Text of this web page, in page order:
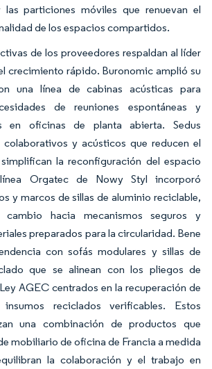
particiones móviles que renuevan el
de los espacios compartidos.
de los proveedores respaldan al líder
crecimiento rápido. Buronomic amplió su
una línea de cabinas acústicas para
de reuniones espontáneas y
en oficinas de planta abierta. Sedus
y acústicos que reducen el
la reconfiguración del espacio
Orgatec de Nowy Styl incorporó
y marcos de sillas de aluminio reciclable,
hacia mecanismos seguros y
preparados para la circularidad. Bene
con sofás modulares y sillas de
que se alinean con los pliegos de
AGEC centrados en la recuperación de
reciclados verificables. Estos
una combinación de productos que
mobiliario de oficina de Francia a medida
la colaboración y el trabajo en